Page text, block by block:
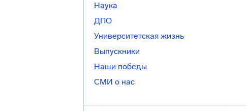
Наука
ДПО
Университетская жизнь
Выпускники
Наши победы
СМИ о нас